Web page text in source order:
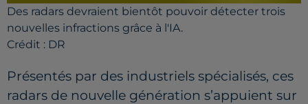
Des radars devraient bientôt pouvoir détecter trois
nouvelles infractions grâce à l'IA.
Crédit : DR
Présentés par des industriels spécialisés, ces
radars de nouvelle génération s’appuient sur